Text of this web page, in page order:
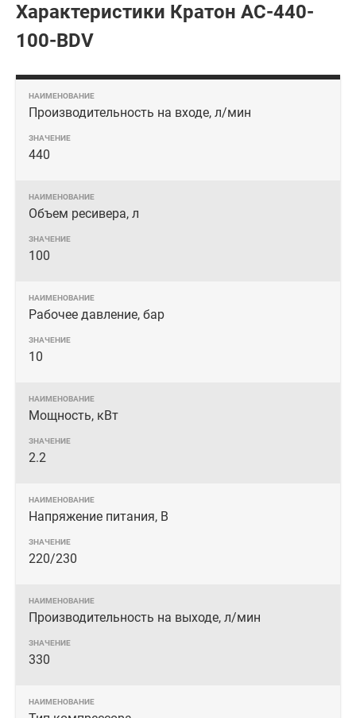
Характеристики Кратон AC-440-
100-BDV
Производительность на входе, л/мин
440
Объем ресивера, л
100
Рабочее давление, бар
10
Мощность, кВт
2.2
Напряжение питания, В
220/230
Производительность на выходе, л/мин
330